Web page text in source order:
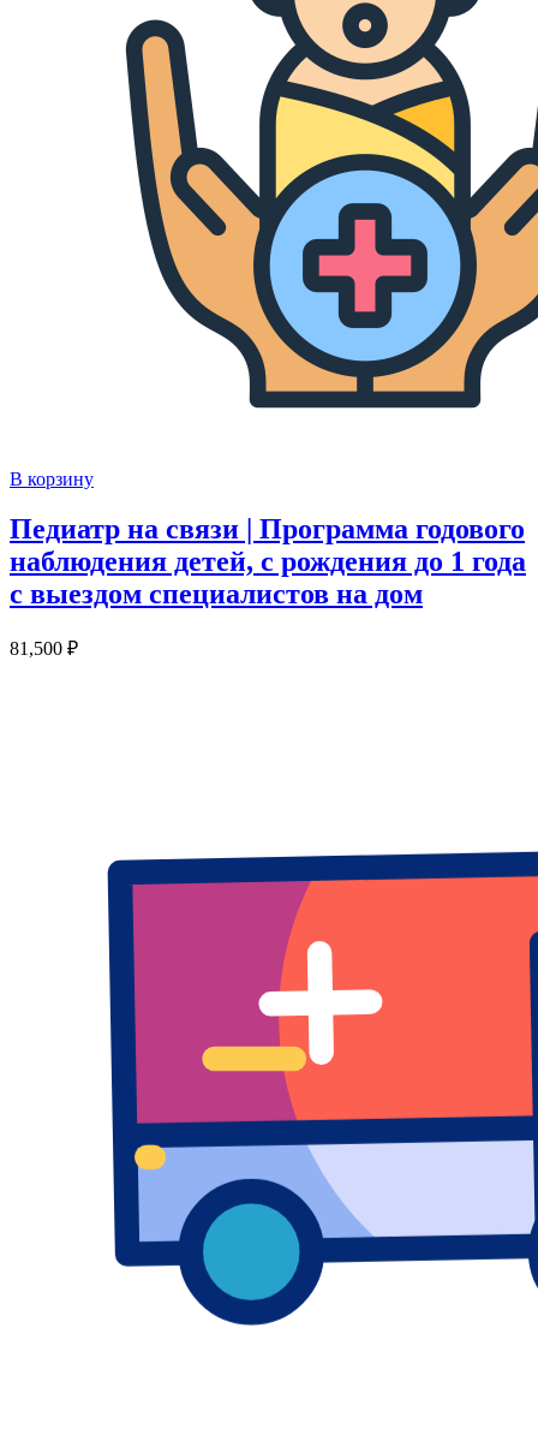
В корзину
Педиатр на связи | Программа годового
наблюдения детей, с рождения до 1 года
с выездом специалистов на дом
81,500 ₽